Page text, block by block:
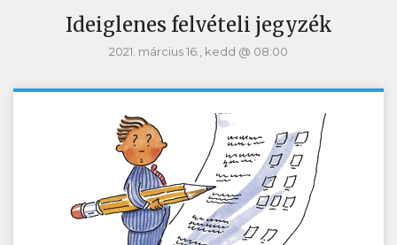
Ideiglenes felvételi jegyzék
2021. március 16., kedd @ 08:00